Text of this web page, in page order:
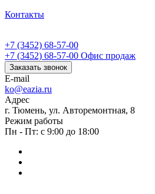
Контакты
+7 (3452) 68-57-00
+7 (3452) 68-57-00 Офис продаж
Заказать звонок
E-mail
ko@eazia.ru
Адрес
г. Тюмень, ул. Авторемонтная, 8
Режим работы
Пн - Пт: с 9:00 до 18:00